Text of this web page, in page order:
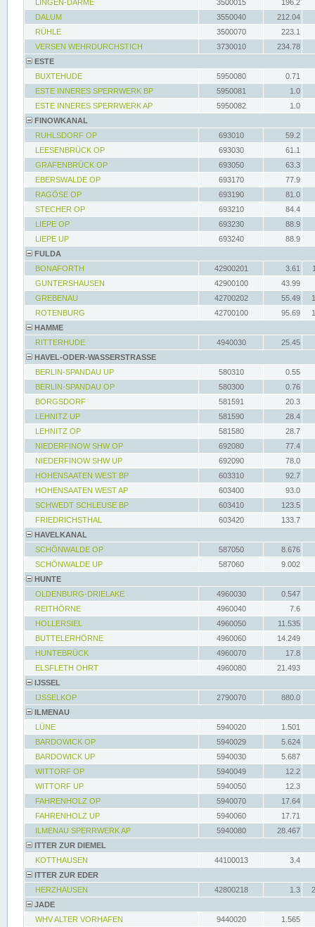
LINGEN-DARME
3500015
196.2
DALUM
3550040
212.04
RÜHLE
3500070
223.1
VERSEN WEHRDURCHSTICH
3730010
234.78
ESTE
BUXTEHUDE
5950080
0.71
ESTE INNERES SPERRWERK BP
5950081
1.0
ESTE INNERES SPERRWERK AP
5950082
1.0
FINOWKANAL
RUHLSDORF OP
693010
59.2
LEESENBRÜCK OP
693030
61.1
GRAFENBRÜCK OP
693050
63.3
EBERSWALDE OP
693170
77.9
RAGÖSE OP
693190
81.0
STECHER OP
693210
84.4
LIEPE OP
693230
88.9
LIEPE UP
693240
88.9
FULDA
BONAFORTH
42900201 3.61
GUNTERSHAUSEN
42900100
43.99
GREBENAU
42700202 55.49
ROTENBURG
42700100 95.69
HAMME
RITTERHUDE
4940030
25.45
HAVEL-ODER-WASSERSTRASSE
BERLIN-SPANDAU UP
580310
0.55
BERLIN-SPANDAU OP
580300
0.76
BORGSDORF
581591
20.3
LEHNITZ UP
581590
28.4
LEHNITZ OP
581580
28.7
NIEDERFINOW SHW OP
692080
77.4
NIEDERFINOW SHW UP
692090
78.0
HOHENSAATEN WEST BP
603310
92.7
HOHENSAATEN WEST AP
603400
93.0
SCHWEDT SCHLEUSE BP
603410
123.5
FRIEDRICHSTHAL
603420
133.7
HAVELKANAL
SCHÖNWALDE OP
587050
8.676
SCHÖNWALDE UP
587060
9.002
HUNTE
OLDENBURG-DRIELAKE
4960030
0.547
REITHÖRNE
4960040
7.6
HOLLERSIEL
4960050
11.535
BUTTELERHÖRNE
4960060
14.249
HUNTEBRÜCK
4960070
17.8
ELSFLETH OHRT
4960080
21.493
IJSSEL
IJSSELKOP
2790070
880.0
ILMENAU
LÜNE
5940020
1.501
BARDOWICK OP
5940029
5.624
BARDOWICK UP
5940030
5.687
WITTORF OP
5940049
12.2
WITTORF UP
5940050
12.3
FAHRENHOLZ OP
5940070
17.64
FAHRENHOLZ UP
5940060
17.71
ILMENAU SPERRWERK AP
5940080
28.467
ITTER ZUR DIEMEL
KOTTHAUSEN
44100013
3.4
ITTER ZUR EDER
HERZHAUSEN
42800218 1.3
JADE
WHV ALTER VORHAFEN
9440020
1.565